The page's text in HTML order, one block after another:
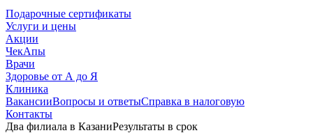
Подарочные сертификаты
Услуги и цены
Акции
ЧекАпы
Врачи
Здоровье от А до Я
Клиника
ВакансииВопросы и ответыСправка в налоговую
Контакты
Два филиала в КазаниРезультаты в срок